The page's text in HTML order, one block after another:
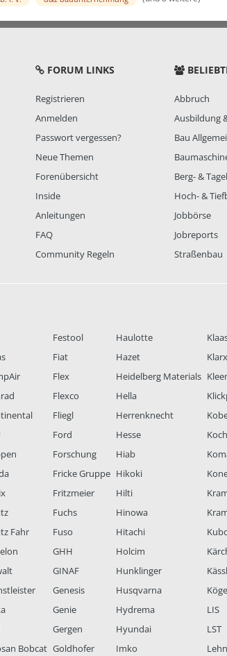
FORUM LINKS
Registrieren
Anmelden
Passwort vergessen?
Neue Themen
Forenübersicht
Inside
Anleitungen
FAQ
Community Regeln
Abbruch
Ausbildung
Bau
Berg- &
Hoch- &
Jobbörse
Jobreports
Straßenbau
Fahr
Bobcat
Festool
Fiat
Flex
Flexco
Fliegl
Ford
Forschung
Fricke Gruppe
Fritzmeier
Fuchs
Fuso
GHH
GINAF
Genesis
Genie
Gergen
Goldhofer
Haulotte
Hazet
Heidelberg Materials
Hella
Herrenknecht
Hesse
Hiab
Hikoki
Hilti
Hinowa
Hitachi
Holcim
Hunklinger
Husqvarna
Hydrema
Hyundai
Imko
Klarx
Koch
LIS
LST